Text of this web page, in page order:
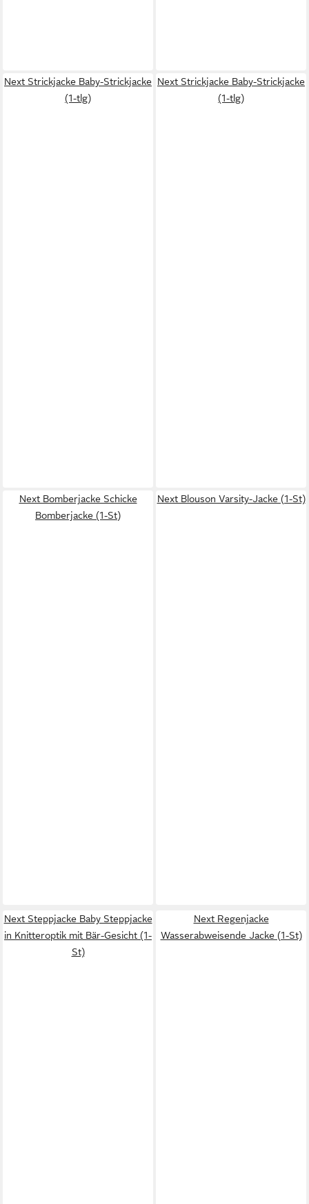
Next Strickjacke Baby-Strickjacke
(1-tlg)
Next Strickjacke Baby-Strickjacke
(1-tlg)
Next Bomberjacke Schicke
Bomberjacke (1-St)
Next Blouson Varsity-Jacke (1-St)
Next Steppjacke Baby Steppjacke
in Knitteroptik mit Bär-Gesicht (1-
St)
Next Regenjacke
Wasserabweisende Jacke (1-St)